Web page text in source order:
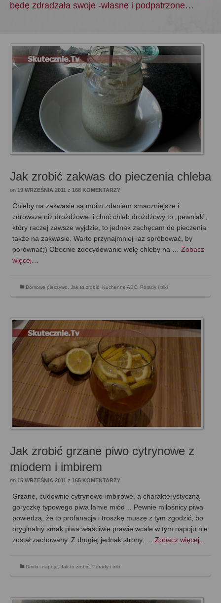
będę zdradzała swoje -własne i podpatrzone…
Jak zrobić zakwas do pieczenia chleba
on 19 WRZEŚNIA 2011 z 168 KOMENTARZY
Chleby na zakwasie są moim zdaniem smaczniejsze i
zdrowsze niż drożdżowe, i choć chleb drożdżowy to „pewniak”,
który raczej zawsze wyjdzie, to jednak zachęcam do pieczenia
także na zakwasie. Warto przynajmniej raz spróbować, by
porównać;) Obecnie zdecydowanie wolę chleby na … Zobacz
więcej…
Domowe pieczywo, Jak to zrobić, Kuchenne ABC, Porady i triki
Jak zrobić grzane piwo cytrynowe z
miodem i imbirem
on 15 WRZEŚNIA 2011 z 165 KOMENTARZY
Grzane, cudownie cytrynowo-imbirowe, a charakterystyczną
goryczkę typowego piwa łamie miód… Pewnie miłośnicy piwa
powiedzą, że to profanacja i troszkę muszę z tym zgodzić, bo
oryginalny smak piwa właściwie prawie wcale w tym napoju nie
został zachowany. Z drugiej jednak strony, … Zobacz więcej…
Drinki i napoje Jak to zrobić Porady i triki